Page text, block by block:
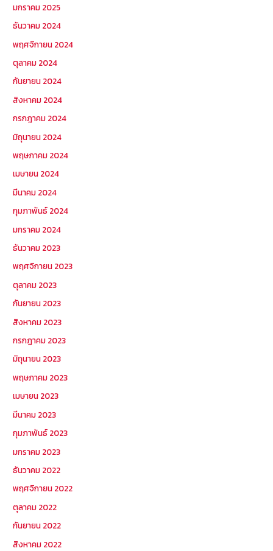
มกราคม 2025
ธันวาคม 2024
พฤศจิกายน 2024
ตุลาคม 2024
กันยายน 2024
สิงหาคม 2024
กรกฎาคม 2024
มิถุนายน 2024
พฤษภาคม 2024
เมษายน 2024
มีนาคม 2024
กุมภาพันธ์ 2024
มกราคม 2024
ธันวาคม 2023
พฤศจิกายน 2023
ตุลาคม 2023
กันยายน 2023
สิงหาคม 2023
กรกฎาคม 2023
มิถุนายน 2023
พฤษภาคม 2023
เมษายน 2023
มีนาคม 2023
กุมภาพันธ์ 2023
มกราคม 2023
ธันวาคม 2022
พฤศจิกายน 2022
ตุลาคม 2022
กันยายน 2022
สิงหาคม 2022